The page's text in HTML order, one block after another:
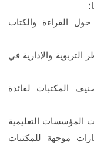
القراءة والكتاب
التربوية والإدارية في
المكتبات لفائدة
المؤسسات التعليمية
موجهة للمكتبات